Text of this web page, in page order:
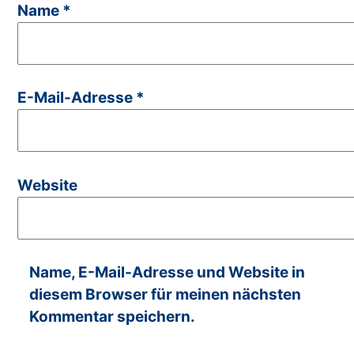
Name *
E-Mail-Adresse *
Website
Name, E-Mail-Adresse und Website in
diesem Browser für meinen nächsten
Kommentar speichern.